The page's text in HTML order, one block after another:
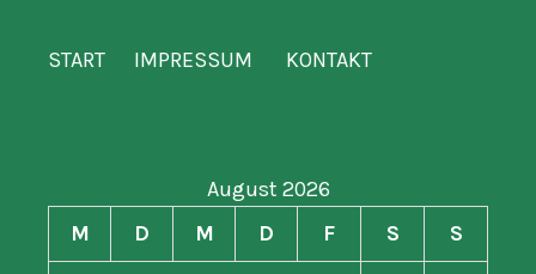
START IMPRESSUM KONTAKT
August 2026
M
D M D F S S